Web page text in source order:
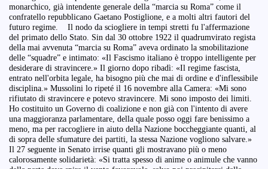
monarchico, già intendente generale della “marcia su Roma” come il
confratello repubblicano Gaetano Postiglione, e a molti altri fautori del
futuro regime. Il nodo da sciogliere in tempi stretti fu l'affermazione
del primato dello Stato. Sin dal 30 ottobre 1922 il quadrumvirato regista
della mai avvenuta “marcia su Roma” aveva ordinato la smobilitazione
delle “squadre” e intimato: «Il Fascismo italiano è troppo intelligente per
desiderare di stravincere.» Il giorno dopo ribadì: «Il regime fascista,
entrato nell'orbita legale, ha bisogno più che mai di ordine e d'inflessibile
disciplina.» Mussolini lo ripeté il 16 novembre alla Camera: «Mi sono
rifiutato di stravincere e potevo stravincere. Mi sono imposto dei limiti.
Ho costituito un Governo di coalizione e non già con l'intento di avere
una maggioranza parlamentare, della quale posso oggi fare benissimo a
meno, ma per raccogliere in aiuto della Nazione boccheggiante quanti, al
di sopra delle sfumature dei partiti, la stessa Nazione vogliono salvare.»
Il 27 seguente in Senato irrise quanti gli mostravano più o meno
calorosamente solidarietà: «Si tratta spesso di anime o animule che vanno